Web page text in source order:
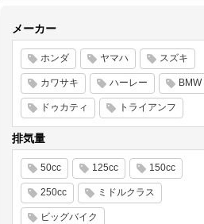
メーカー
ホンダ ヤマハ スズキ
カワサキ ハーレー BMW
ドゥカティ トライアンフ
排気量
50cc 125cc 150cc
250cc ミドルクラス
ビッグバイク